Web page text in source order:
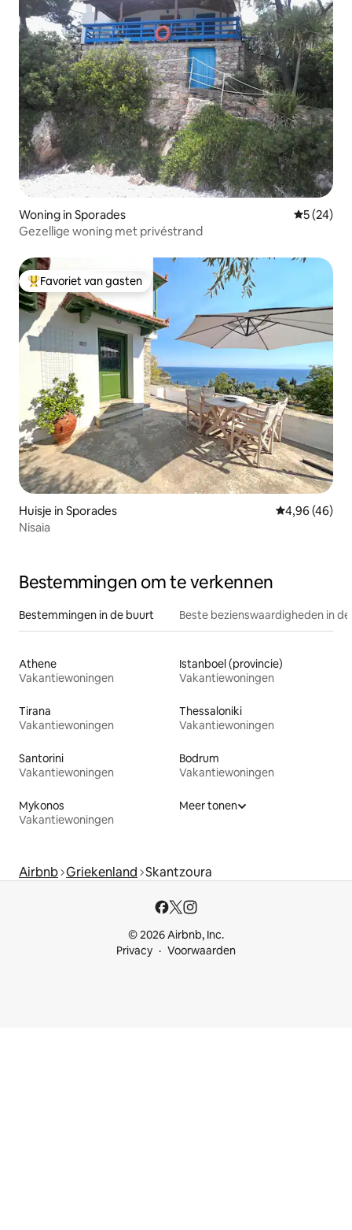
Woning in Sporades
5 (24)
Gezellige woning met privéstrand
Topfavoriet van gasten
Favoriet van gasten
Huisje in Sporades Gemiddelde
4,96 (46)
Nisaia
Bestemmingen om te verkennen
Bestemmingen in de buurt Beste bezienswaardigheden in
Athene
Vakantiewoningen
Istanboel (provincie)
Vakantiewoningen
Tirana
Vakantiewoningen
Thessaloniki
Vakantiewoningen
Santorini
Vakantiewoningen
Bodrum
Vakantiewoningen
Mykonos
Vakantiewoningen
Meer tonen
Airbnb Griekenland Skantzoura
© 2026 Airbnb, Inc.
Privacy
Voorwaarden